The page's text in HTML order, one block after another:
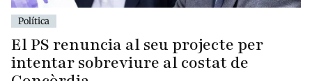
Política
El PS renuncia al seu projecte per
intentar sobreviure al costat de